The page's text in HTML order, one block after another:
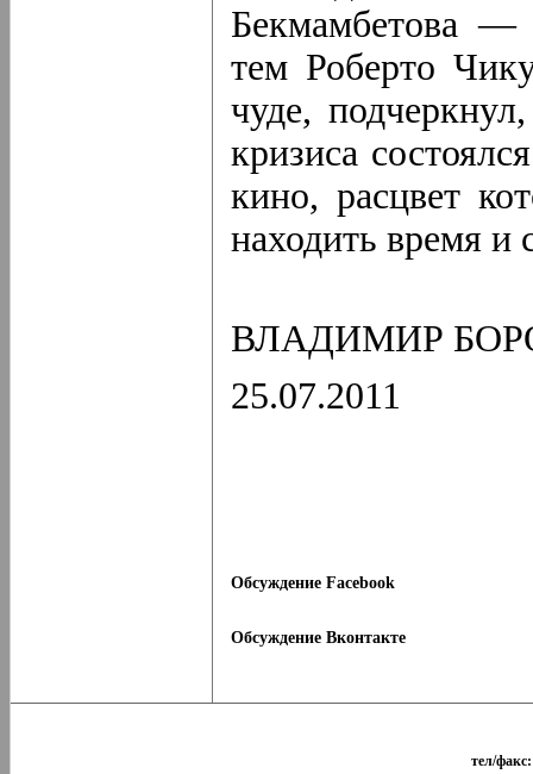
Бекмамбетова
тем Роберто
чуде,
кризиса
кино, расцвет
находить время и
ВЛАДИМИР
25.07.2011
Обсуждение Facebook
Обсуждение Вконтакте
тел/факс: